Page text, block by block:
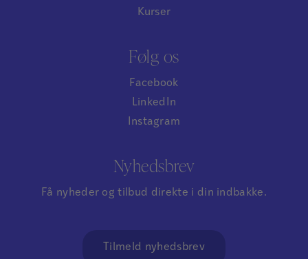
Kurser
Følg os
Facebook
LinkedIn
Instagram
Nyhedsbrev
Få nyheder og tilbud direkte i din indbakke.
Tilmeld nyhedsbrev